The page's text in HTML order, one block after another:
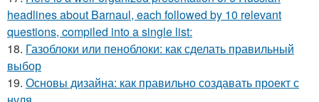
headlines about Barnaul, each followed by 10 relevant
questions, compiled into a single list:
18. Газоблоки или пеноблоки: как сделать правильный
выбор
19. Основы дизайна: как правильно создавать проект с